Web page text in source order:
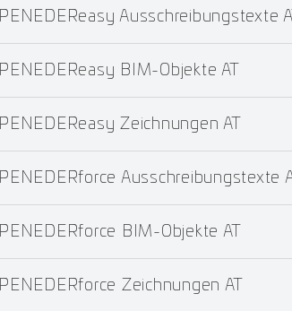
PENEDEReasy Ausschreibungstexte
PENEDEReasy BIM-Objekte AT
PENEDEReasy Zeichnungen AT
PENEDERforce Ausschreibungstexte
PENEDERforce BIM-Objekte AT
PENEDERforce Zeichnungen AT